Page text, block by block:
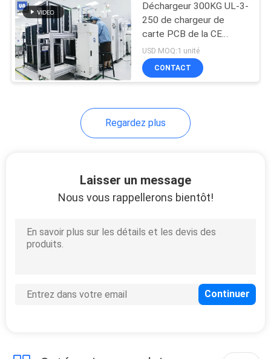
Déchargeur 300KG UL-3-
250 de chargeur de
carte PCB de la CE
50*50mm SMT
USD MOQ:1 unité
CONTACT
Regardez plus
Laisser un message
Nous vous rappellerons bientôt!